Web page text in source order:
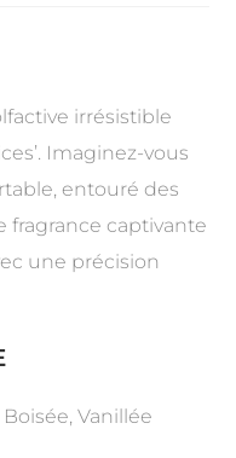
irrésistible
Imaginez-vous
entouré des
fragrance captivante
une précision
Vanillée